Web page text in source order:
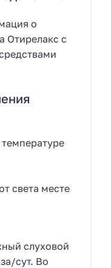
о
Отирелакс с
света месте
слуховой
сут. Во